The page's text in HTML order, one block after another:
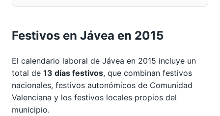
Festivos en Jávea en 2015
El calendario laboral de Jávea en 2015 incluye un
total de 13 días festivos, que combinan festivos
nacionales, festivos autonómicos de Comunidad
Valenciana y los festivos locales propios del
municipio.